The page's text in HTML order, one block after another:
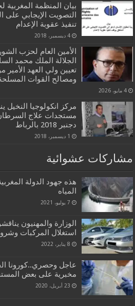
بيان المنظمة المغربية
التصويت الإيجابي على
تنفيذ عقوبة الإعدام
4 ديسمبر، 2018
الأمين العام لحزب
الجلالة الملك محمد
تعيين ولي العهد
ومصالح القوات
4 مايو، 2026
مركز انكولوجيا
دجنبر 2018 بالرباط
1 ديسمبر، 2018
مشاركات عشوائية
هذه جهود الدولة
المياه
7 يوليو، 2021
الوزارة والمهنيون
استغلال المركبات
8 يناير، 2022
عاجل وحصري..كورونا
مخبرية على بعض
23 أبريل، 2020